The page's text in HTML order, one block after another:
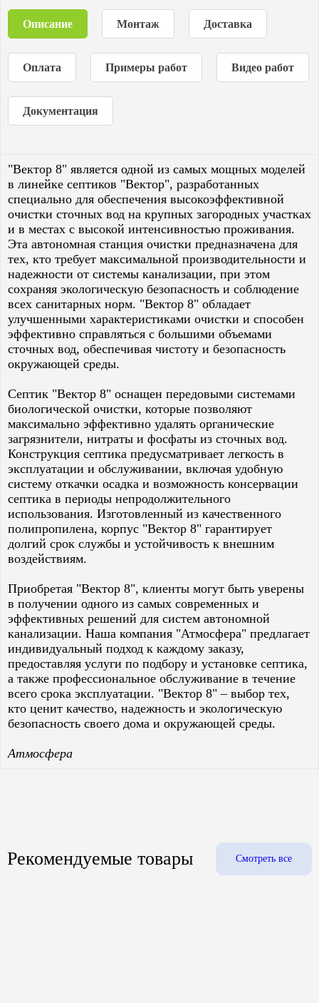
Описание Монтаж Доставка
Оплата Примеры работ Видео работ
Документация
"Вектор 8" является одной из самых мощных моделей
в линейке септиков "Вектор", разработанных
специально для обеспечения высокоэффективной
очистки сточных вод на крупных загородных участках
и в местах с высокой интенсивностью проживания.
Эта автономная станция очистки предназначена для
тех, кто требует максимальной производительности и
надежности от системы канализации, при этом
сохраняя экологическую безопасность и соблюдение
всех санитарных норм. "Вектор 8" обладает
улучшенными характеристиками очистки и способен
эффективно справляться с большими объемами
сточных вод, обеспечивая чистоту и безопасность
окружающей среды.
Септик "Вектор 8" оснащен передовыми системами
биологической очистки, которые позволяют
максимально эффективно удалять органические
загрязнители, нитраты и фосфаты из сточных вод.
Конструкция септика предусматривает легкость в
эксплуатации и обслуживании, включая удобную
систему откачки осадка и возможность консервации
септика в периоды непродолжительного
использования. Изготовленный из качественного
полипропилена, корпус "Вектор 8" гарантирует
долгий срок службы и устойчивость к внешним
воздействиям.
Приобретая "Вектор 8", клиенты могут быть уверены
в получении одного из самых современных и
эффективных решений для систем автономной
канализации. Наша компания "Атмосфера" предлагает
индивидуальный подход к каждому заказу,
предоставляя услуги по подбору и установке септика,
а также профессиональное обслуживание в течение
всего срока эксплуатации. "Вектор 8" – выбор тех,
кто ценит качество, надежность и экологическую
безопасность своего дома и окружающей среды.
Атмосфера
Рекомендуемые товары Смотреть все